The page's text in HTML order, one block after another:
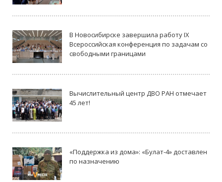
В Новосибирске завершила работу IX
Всероссийская конференция по задачам со
свободными границами
Вычислительный центр ДВО РАН отмечает
45 лет!
«Поддержка из дома»: «Булат-4» доставлен
по назначению